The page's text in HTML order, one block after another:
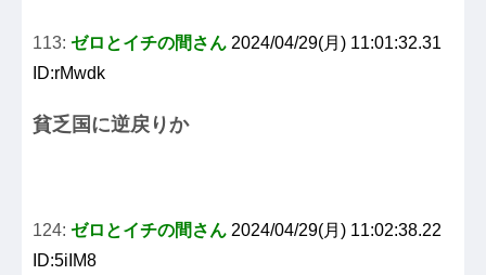
113: ゼロとイチの間さん 2024/04/29(月) 11:01:32.31
ID:rMwdk
貧乏国に逆戻りか
124: ゼロとイチの間さん 2024/04/29(月) 11:02:38.22
ID:5iIM8